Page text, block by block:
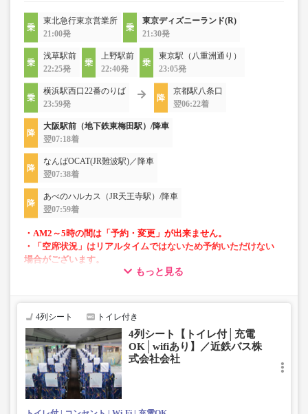
東北急行東京営業所
21:00発
東京ディズニーランド(R)
21:30発
浅草駅前
22:25発
上野駅前
22:40発
東京駅（八重洲通り）
23:05発
横浜駅西口22番のりば
23:59発
京都駅八条口
翌06:22着
大阪駅前（地下鉄東梅田駅）/降車
翌07:18着
なんばOCAT(JR難波駅)／降車
翌07:38着
あべのハルカス（JR天王寺駅）/降車
翌07:59着
・AM2～5時の間は「予約・変更」が出来ません。
・「空席状況」はリアルタイムではないため予約いただけない
場合がございます。
・車両は予告なく変更となる場合がございます。これに伴い、
じめご了承ください。
もっと見る
4列シート トイレ付き
4列シート【トイレ付│充電
OK│wifiあり】／近鉄バス株
式会社会社